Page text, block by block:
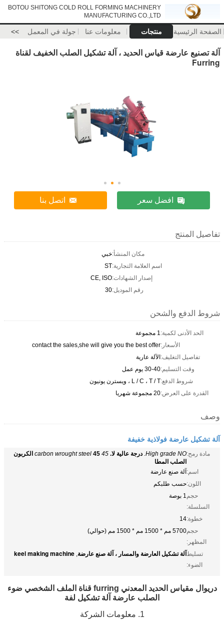
BOTOU SHITONG COLD ROLL FORMING MACHINERY
MANUFACTURING CO.,LTD
الصفحة الرئيسية منتجات معلومات عنا جولة في المعمل >>
آلة تصنيع عارضة قياس الحديد ، آلة تشكيل الصلب الخفيف لقناة
Furring
افضل سعر اتصل بنا
تفاصيل المنتج
مكان المنشأ:خبي
اسم العلامة التجارية:ST
إصدار الشهادات:CE, ISO
رقم الموديل:30
شروط الدفع والشحن
الحد الأدنى لكمية:1 مجموعة
الأسعار:contact the sales,she will give you the best offer
تفاصيل التغليف:الآلة عارية
وقت التسليم:30-40 يوم عمل
شروط الدفع:L / C ، T / T ، ويسترن يونيون
القدرة على العرض:20 مجموعة شهريا
وصف
آلة تشكيل عارضة فولاذية خفيفة
مادة رمح:High grade NO. درجة عالية لا. 45 carbon wrought steel
45 الكربون
الصلب المطا
اسم:آلة صنع عارضة
اللون:حسب طلبكم
حجم
السلسلة:
1 بوصة
خطوة:14
حجم
المظهر:
5700 مم * 1500 مم * 1500 مم (حوالي)
تسليط
الضوء:
آلة تشكيل العارضة والمسار ، آلة صنع عارضة,
keel making machine
دريوال مقياس الحديد المعدني furring قناة الملف الشخصي ضوء
الصلب عارضة آلة تشكيل لفة
1. معلومات الشركة